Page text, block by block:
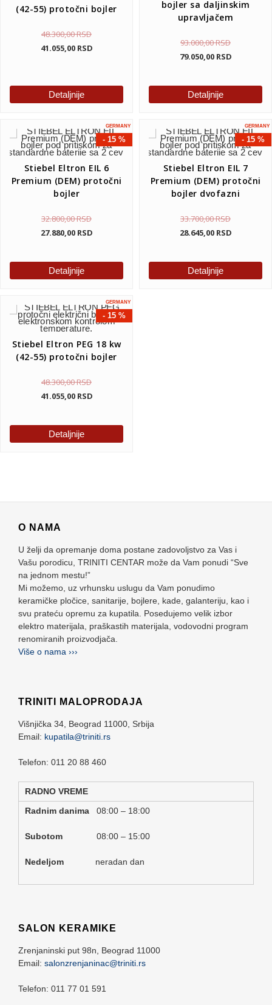
(42-55) protočni bojler
48.300,00RSD
41.055,00 RSD
Detaljnije
bojler sa daljinskim
upravljačem
93.000,00RSD
79.050,00 RSD
Detaljnije
- 15 %
GERMANY
Stiebel Eltron EIL 6
Premium (DEM) protočni
bojler
32.800,00RSD
27.880,00 RSD
Detaljnije
- 15 %
GERMANY
Stiebel Eltron EIL 7
Premium (DEM) protočni
bojler dvofazni
33.700,00RSD
28.645,00 RSD
Detaljnije
- 15 %
GERMANY
Stiebel Eltron PEG 18 kw
(42-55) protočni bojler
48.300,00RSD
41.055,00 RSD
Detaljnije
O NAMA
U želji da opremanje doma postane zadovoljstvo za Vas i
Vašu porodicu, TRINITI CENTAR može da Vam ponudi “Sve
na jednom mestu!”
Mi možemo, uz vrhunsku uslugu da Vam ponudimo
keramičke pločice, sanitarije, bojlere, kade, galanteriju, kao i
svu prateću opremu za kupatila. Posedujemo velik izbor
elektro materijala, praškastih materijala, vodovodni program
renomiranih proizvodjača.
Više o nama ›››
TRINITI MALOPRODAJA
Višnjička 34, Beograd 11000, Srbija
Email: kupatila@triniti.rs
Telefon: 011 20 88 460
RADNO VREME
Radnim danima 08:00 – 18:00
Subotom 08:00 – 15:00
Nedeljom neradan dan
SALON KERAMIKE
Zrenjaninski put 98n, Beograd 11000
Email: salonzrenjaninac@triniti.rs
Telefon: 011 77 01 591